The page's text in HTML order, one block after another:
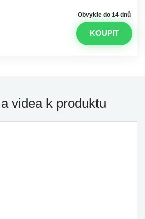
Obvykle do 14 dnů
KOUPIT
videa k produktu